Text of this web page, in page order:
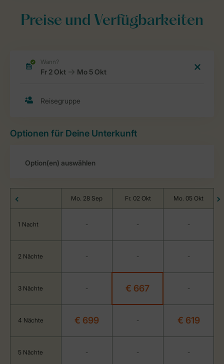
Preise und Verfügbarkeiten
Optionen für Deine Unterkunft
Mo. 28 Sep Fr. 02 Okt Mo. 05 Okt
1 Nacht - - -
2 Nächte - - -
3 Nächte - € 667 -
4 Nächte € 699 - € 619
5 Nächte - - -